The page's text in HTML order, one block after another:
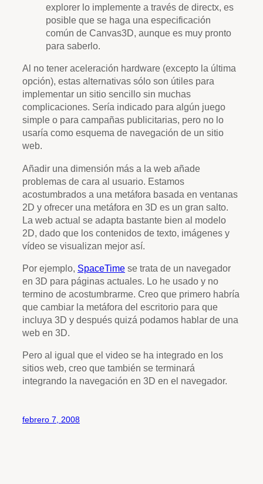
explorer lo implemente a través de directx, es
posible que se haga una especificación
común de Canvas3D, aunque es muy pronto
para saberlo.
Al no tener aceleración hardware (excepto la última
opción), estas alternativas sólo son útiles para
implementar un sitio sencillo sin muchas
complicaciones. Sería indicado para algún juego
simple o para campañas publicitarias, pero no lo
usaría como esquema de navegación de un sitio
web.
Añadir una dimensión más a la web añade
problemas de cara al usuario. Estamos
acostumbrados a una metáfora basada en ventanas
2D y ofrecer una metáfora en 3D es un gran salto.
La web actual se adapta bastante bien al modelo
2D, dado que los contenidos de texto, imágenes y
vídeo se visualizan mejor así.
Por ejemplo, SpaceTime se trata de un navegador
en 3D para páginas actuales. Lo he usado y no
termino de acostumbrarme. Creo que primero habría
que cambiar la metáfora del escritorio para que
incluya 3D y después quizá podamos hablar de una
web en 3D.
Pero al igual que el video se ha integrado en los
sitios web, creo que también se terminará
integrando la navegación en 3D en el navegador.
febrero 7, 2008